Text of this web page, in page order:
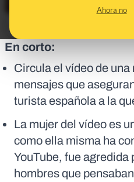
Ahora no
En corto:
Circula el vídeo de una
mensajes que
turista española a la
La mujer del vídeo es
como ella misma ha
YouTube, fue agredida
hombres que